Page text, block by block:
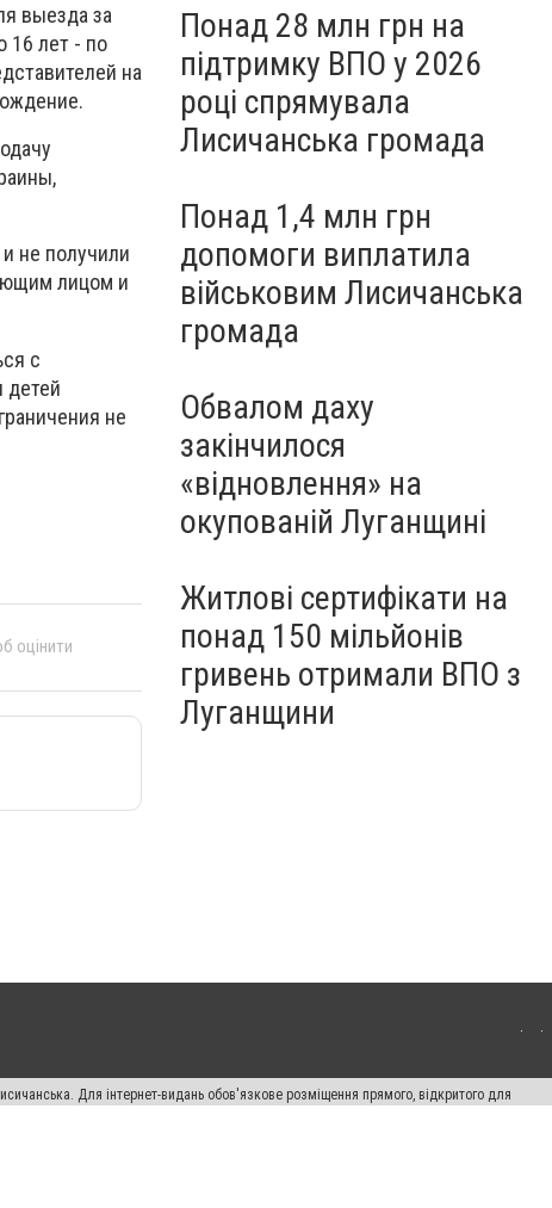
выезда за
16 лет - по
на
не получили
лицом и
с
детей
не
оцінити
Понад 28 млн грн на
підтримку ВПО у 2026
році спрямувала
Лисичанська громада
Понад 1,4 млн грн
допомоги виплатила
військовим Лисичанська
громада
Обвалом даху
закінчилося
«відновлення» на
окупованій Луганщині
Житлові сертифікати на
понад 150 мільйонів
гривень отримали ВПО з
Луганщини
Для інтернет-видань обов'язкове розміщення прямого, відкритого для